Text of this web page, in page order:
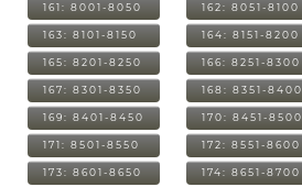
161: 8001-8050 162: 8051-8100
163: 8101-8150 164: 8151-8200
165: 8201-8250 166: 8251-8300
167: 8301-8350 168: 8351-8400
169: 8401-8450 170: 8451-8500
171: 8501-8550 172: 8551-8600
173: 8601-8650 174: 8651-8700